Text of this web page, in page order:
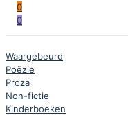
0
0
Waargebeurd
Poëzie
Proza
Non-fictie
Kinderboeken